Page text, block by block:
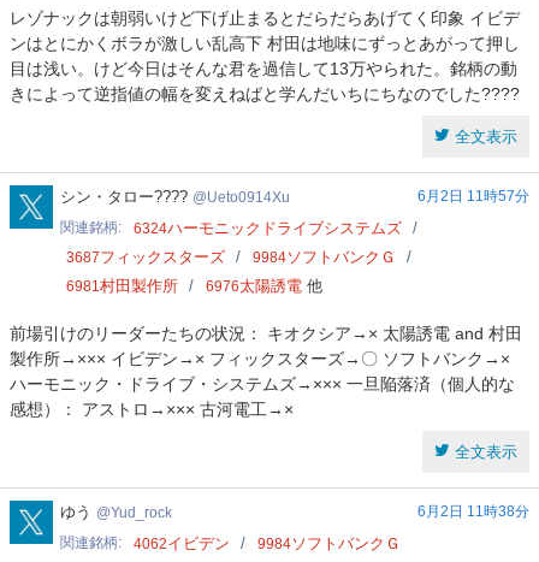
レゾナックは朝弱いけど下げ止まるとだらだらあげてく印象 イビデ
ンはとにかくボラが激しい乱高下 村田は地味にずっとあがって押し
目は浅い。けど今日はそんな君を過信して13万やられた。銘柄の動
きによって逆指値の幅を変えねばと学んだいちにちなのでした????
全文表示
Ueto0914Xu
シン・タロー???? Ueto0914Xu
6月2日 11時57分
関連銘柄
6324ハーモニックドライブシステムズ
3687フィックスターズ 9984ソフトバンクＧ
6981村田製作所 6976太陽誘電 他
前場引けのリーダーたちの状況： キオクシア→× 太陽誘電 and 村田
製作所→××× イビデン→× フィックスターズ→〇 ソフトバンク→×
ハーモニック・ドライブ・システムズ→××× 一旦陥落済（個人的な
感想）： アストロ→××× 古河電工→×
全文表示
Yud_rock
ゆう Yud_rock
6月2日 11時38分
関連銘柄
4062イビデン 9984ソフトバンクＧ